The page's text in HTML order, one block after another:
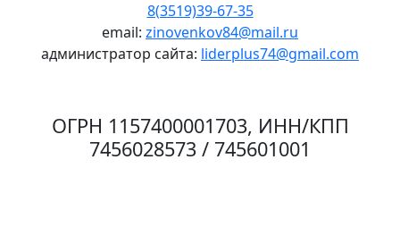
8(3519)39-67-35
email: zinovenkov84@mail.ru
администратор сайта: liderplus74@gmail.com
ОГРН 1157400001703, ИНН/КПП
7456028573 / 745601001